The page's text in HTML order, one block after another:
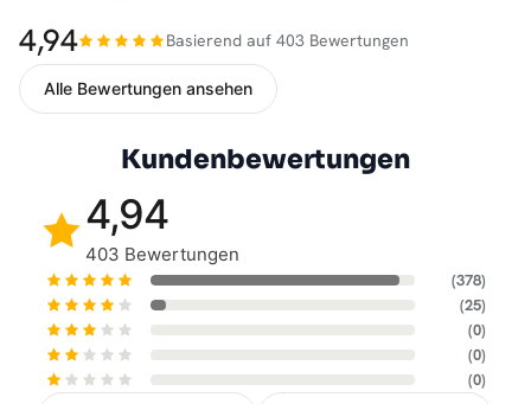
4,94 Basierend auf 403 Bewertungen
Alle Bewertungen ansehen
Kundenbewertungen
4,94
403 Bewertungen
(378)
(25)
(0)
(0)
(0)